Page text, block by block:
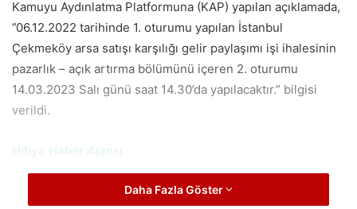
Kamuyu Aydınlatma Platformuna (KAP) yapılan açıklamada,
”06.12.2022 tarihinde 1. oturumu yapılan İstanbul
Çekmeköy arsa satışı karşılığı gelir paylaşımı işi ihalesinin
pazarlık – açık artırma bölümünü içeren 2. oturumu
14.03.2023 Salı günü saat 14.30’da yapılacaktır.” bilgisi
verildi.
Hibya Haber Ajansı
Daha Fazla Göster